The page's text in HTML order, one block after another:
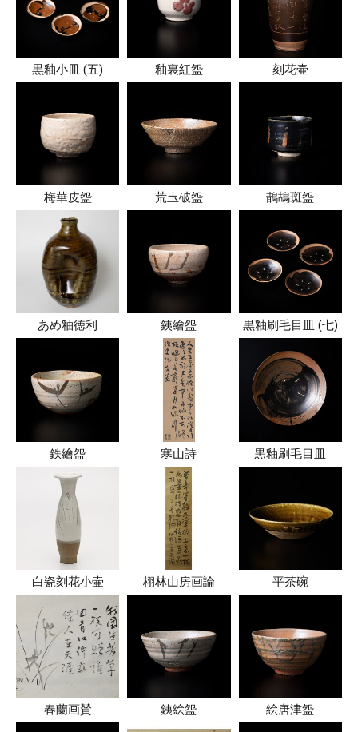
黒釉小皿 (五) 釉裏紅盌 刻花壷
梅華皮盌 荒圡破盌 鵲鴣斑盌
あめ釉徳利 銕繪盌 黒釉刷毛目皿 (七)
鉄繪盌 寒山詩 黒釉刷毛目皿
白瓷刻花小壷 栩林山房画論 平茶碗
春蘭画賛 銕絵盌 絵唐津盌